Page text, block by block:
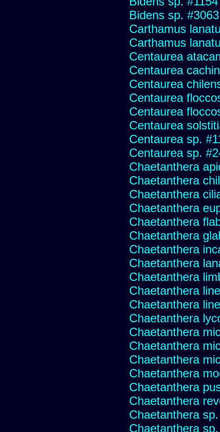
Bidens sp. #3063
Carthamus
Carthamus
Centaurea
Centaurea
Centaurea
Centaurea
Centaurea
Centaurea
Centaurea sp.
Centaurea sp.
Chaetanthera
Chaetanthera
Chaetanthera
Chaetanthera
Chaetanthera
Chaetanthera
Chaetanthera
Chaetanthera
Chaetanthera
Chaetanthera
Chaetanthera
Chaetanthera
Chaetanthera
Chaetanthera
Chaetanthera
Chaetanthera
Chaetanthera
Chaetanthera
Chaetanthera
Chaetanthera